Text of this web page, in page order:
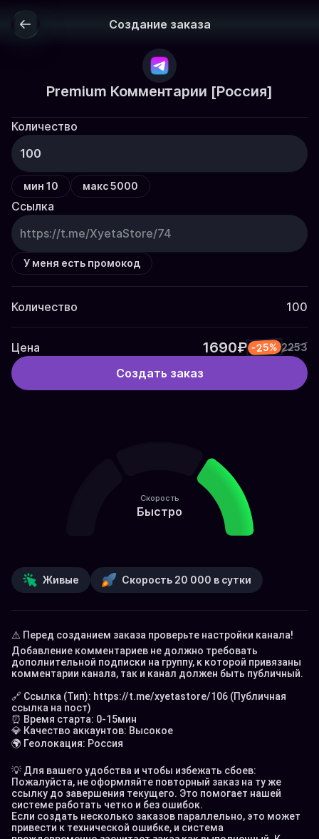
Создание заказа
Premium Комментарии [Россия]
Количество
мин 10 макс 5000
Ссылка
У меня есть промокод
Количество 100
Цена 1690₽ -25% 2253
Создать заказ
Скорость
Быстро
Живые Скорость 20 000 в сутки
⚠️ Перед созданием заказа проверьте настройки канала!
Добавление комментариев не должно требовать
дополнительной подписки на группу, к которой привязаны
комментарии канала, так и канал должен быть публичный.
🔗 Ссылка (Тип): https://t.me/xyetastore/106 (Публичная
ссылка на пост)
⏰ Время старта: 0-15мин
💎 Качество аккаунтов: Высокое
🌍 Геолокация: Россия
💡 Для вашего удобства и чтобы избежать сбоев:
Пожалуйста, не оформляйте повторный заказ на ту же
ссылку до завершения текущего. Это помогает нашей
системе работать четко и без ошибок.
Если создать несколько заказов параллельно, это может
привести к технической ошибке, и система